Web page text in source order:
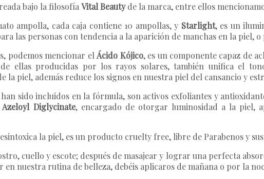
bajo la filosofía Vital Beautyde la marca, entre ellos
ampolla, cada caja contiene 10 ampollas, y Starlight, es un
las personas con tendencia a la aparición de manchas en la piel, o
podemos mencionar elÁcido Kójico, es un componente capaz de
ellas producidas por los rayos solares, también unifica el
la piel, además reduce los signos en nuestra piel del cansancio y
sido incluidos en la fórmula, son activos exfoliantes y
Azeloyl Diglycinate, encargado de otorgar luminosidad a la piel,
la piel, es un producto cruelty free, libre de Parabenos y
cuello y escote; después de masajear y lograr una perfecta
en nuestra rutina de belleza, debéis aplicaros de mañana o por la